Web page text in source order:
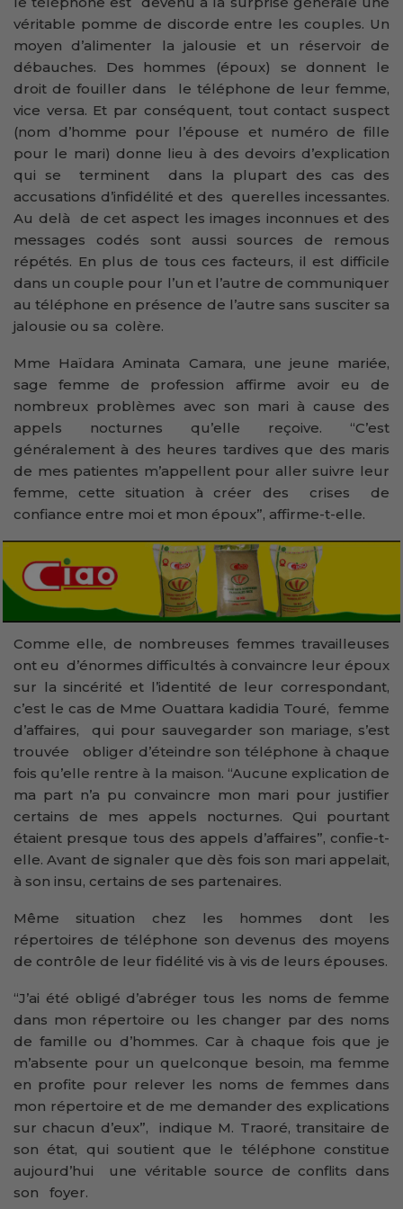
véritable pomme de discorde entre les couples. Un
moyen d’alimenter la jalousie et un réservoir de
débauches. Des hommes (époux) se donnent le
droit de fouiller dans le téléphone de leur femme,
vice versa. Et par conséquent, tout contact suspect
(nom d’homme pour l’épouse et numéro de fille
pour le mari) donne lieu à des devoirs d’explication
qui se terminent dans la plupart des cas des
accusations d’infidélité et des querelles incessantes.
Au delà de cet aspect les images inconnues et des
messages codés sont aussi sources de remous
répétés. En plus de tous ces facteurs, il est difficile
dans un couple pour l’un et l’autre de communiquer
au téléphone en présence de l’autre sans susciter sa
jalousie ou sa colère.
Mme Haïdara Aminata Camara, une jeune mariée,
sage femme de profession affirme avoir eu de
nombreux problèmes avec son mari à cause des
appels nocturnes qu’elle reçoive. “C’est
généralement à des heures tardives que des maris
de mes patientes m’appellent pour aller suivre leur
femme, cette situation à créer des crises de
confiance entre moi et mon époux”, affirme-t-elle.
Comme elle, de nombreuses femmes travailleuses
ont eu d’énormes difficultés à convaincre leur époux
sur la sincérité et l’identité de leur correspondant,
c’est le cas de Mme Ouattara kadidia Touré, femme
d’affaires, qui pour sauvegarder son mariage, s’est
trouvée obliger d’éteindre son téléphone à chaque
fois qu’elle rentre à la maison. “Aucune explication de
ma part n’a pu convaincre mon mari pour justifier
certains de mes appels nocturnes. Qui pourtant
étaient presque tous des appels d’affaires”, confie-t-
elle. Avant de signaler que dès fois son mari appelait,
à son insu, certains de ses partenaires.
Même situation chez les hommes dont les
répertoires de téléphone son devenus des moyens
de contrôle de leur fidélité vis à vis de leurs épouses.
“J’ai été obligé d’abréger tous les noms de femme
dans mon répertoire ou les changer par des noms
de famille ou d’hommes. Car à chaque fois que je
m’absente pour un quelconque besoin, ma femme
en profite pour relever les noms de femmes dans
mon répertoire et de me demander des explications
sur chacun d’eux”, indique M. Traoré, transitaire de
son état, qui soutient que le téléphone constitue
aujourd’hui une véritable source de conflits dans
son foyer.